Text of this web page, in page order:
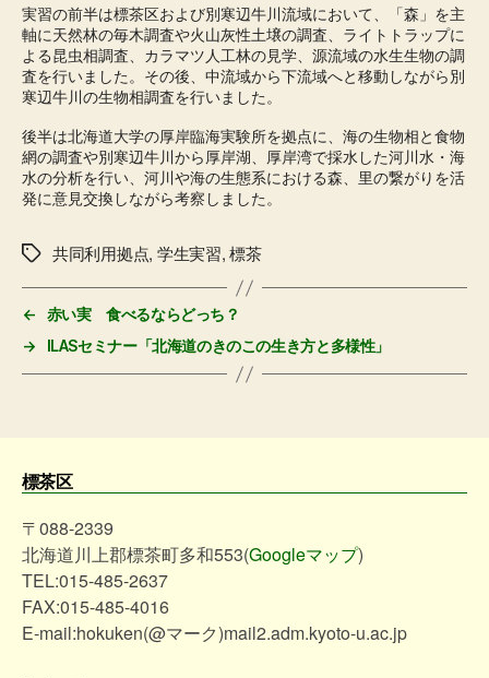
実習の前半は標茶区および別寒辺牛川流域において、「森」を主
軸に天然林の毎木調査や火山灰性土壌の調査、ライトトラップに
よる昆虫相調査、カラマツ人工林の見学、源流域の水生生物の調
査を行いました。その後、中流域から下流域へと移動しながら別
寒辺牛川の生物相調査を行いました。
後半は北海道大学の厚岸臨海実験所を拠点に、海の生物相と食物
網の調査や別寒辺牛川から厚岸湖、厚岸湾で採水した河川水・海
水の分析を行い、河川や海の生態系における森、里の繋がりを活
発に意見交換しながら考察しました。
タ
共同利用拠点, 学生実習,標茶
←
赤い実 食べるならどっち？
→
ILASセミナー「北海道のきのこの生き方と多様性」
標茶区
〒088-2339
北海道川上郡標茶町多和553(Googleマップ)
TEL:015-485-2637
FAX:015-485-4016
E-mail:hokuken(@マーク)mail2.adm.kyoto-u.ac.jp